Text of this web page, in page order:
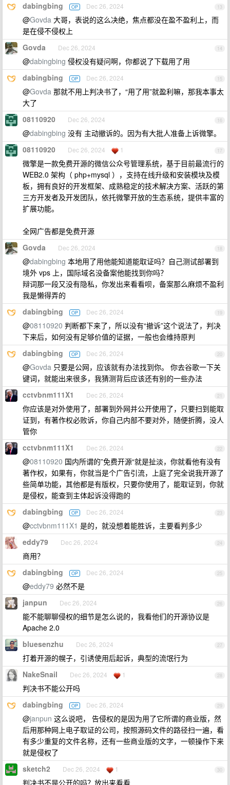
13
dabingbing OP Dec 26, 2024
@Govda 大哥，表说的这么决绝，焦点都没在盈不盈利上，而
是在侵不侵权上
14
Govda Dec 26, 2024
@dabingbing 侵权没有疑问啊，你都说了下载用了用
15
dabingbing OP Dec 26, 2024
@Govda 那就不用上判决书了，“用了用”就盈利嘛，那我本事太
大了
16
08110920 Dec 26, 2024
@dabingbing 没有 主动撤诉的。因为有大批人准备上诉微擎。
17
08110920 Dec 26, 2024 1
微擎是一款免费开源的微信公众号管理系统，基于目前最流行的
WEB2.0 架构（ php+mysql ），支持在线升级和安装模块及模
板，拥有良好的开发框架、成熟稳定的技术解决方案、活跃的第
三方开发者及开发团队，依托微擎开放的生态系统，提供丰富的
扩展功能。
全网广告都是免费开源
18
Govda Dec 26, 2024
@dabingbing 本地用了用他能知道能取证吗？自己测试部署到
境外 vps 上，国际域名没备案他能找到你吗？
辩词那一段又没有隐私，你发出来看看呗，备案那么麻烦不盈利
我是懒得弄的
19
dabingbing OP Dec 26, 2024
@08110920 判断都下来了，所以没有“撤诉”这个说法了，判决
下来后，如何没有足够价值的证据，一般也会维持原判
20
dabingbing OP Dec 26, 2024
@Govda 只要是公网，应该就有办法找到你。 你去谷歌一下关
键词，就能出来很多，我猜测背后应该还有别的一些办法
21
cctvbnm111X1 Dec 26, 2024
你应该是对外使用了，部署到外网并公开使用了，只要扫到能取
证到，有著作权必败诉，你自己内部不要对外，随便折腾，没人
管你
22
cctvbnm111X1 Dec 26, 2024
@08110920 国内所谓的”免费开源“就是扯淡，你就看他有没有
著作权，如果有，你就当是个广告引流，上庭了完全说我开源了
些简单功能，其他都是有版权，只要你使用了，能取证到，你就
是侵权，能查到主体起诉没得跑的
23
dabingbing OP Dec 26, 2024
@cctvbnm111X1 是的，就没想着能胜诉，主要看判多少
24
eddy79 Dec 26, 2024
商用？
25
dabingbing OP Dec 26, 2024
@eddy79 必然不是
26
janpun Dec 26, 2024
能不能聊聊侵权的细节是怎么说的，我看他们的开源协议是
Apache 2.0
27
bluesenzhu Dec 26, 2024
打着开源的幌子，引诱使用后起诉，典型的流氓行为
28
NakeSnail Dec 26, 2024 1
判决书不能公开吗
29
dabingbing OP Dec 26, 2024
@janpun 这么说吧， 告侵权的是因为用了它所谓的商业版，然
后用那种网上电子取证的公司，按照源码文件的路径扫一遍，看
有多少重复的文件名称，还有一些商业版的文字，一顿操作下来
就是侵权了
30
sketch2 Dec 26, 2024 1
判决书不是公开的吗？放出来看看